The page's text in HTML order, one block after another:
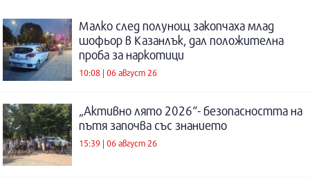
Малко след полунощ закопчаха млад
шофьор в Казанлък, дал положителна
проба за наркотици
10:08 | 06 август 26
„Активно лято 2026“- безопасността на
пътя започва със знанието
15:39 | 06 август 26